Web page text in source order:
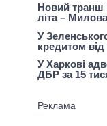
Новий транш
літа –
У
кредитом
У Харкові
ДБР за 15